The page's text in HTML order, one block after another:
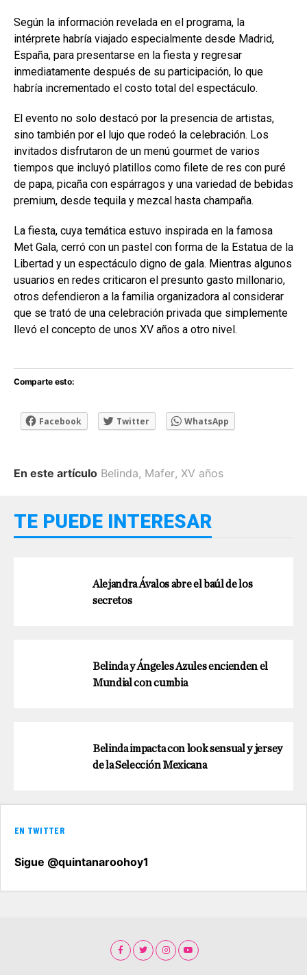
Según la información revelada en el programa, la
intérprete habría viajado especialmente desde Madrid,
España, para presentarse en la fiesta y regresar
inmediatamente después de su participación, lo que
habría incrementado el costo total del espectáculo.
El evento no solo destacó por la presencia de artistas,
sino también por el lujo que rodeó la celebración. Los
invitados disfrutaron de un menú gourmet de varios
tiempos que incluyó platillos como filete de res con puré
de papa, picaña con espárragos y una variedad de bebidas
premium, desde tequila y mezcal hasta champaña.
La fiesta, cuya temática estuvo inspirada en la famosa
Met Gala, cerró con un pastel con forma de la Estatua de la
Libertad y un espectáculo digno de gala. Mientras algunos
usuarios en redes criticaron el presunto gasto millonario,
otros defendieron a la familia organizadora al considerar
que se trató de una celebración privada que simplemente
llevó el concepto de unos XV años a otro nivel.
Comparte esto:
Facebook Twitter WhatsApp
En este artículo Belinda, Mafer, XV años
TE PUEDE INTERESAR
Alejandra Ávalos abre el baúl de los
secretos
Belinda y Ángeles Azules encienden el
Mundial con cumbia
Belinda impacta con look sensual y jersey
de la Selección Mexicana
EN TWITTER
Sigue @quintanaroohoy1